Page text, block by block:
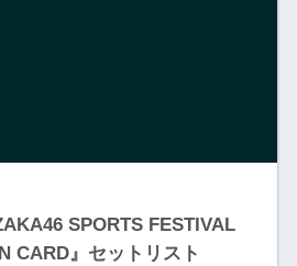
SPORTS FESTIVAL
CARD』セットリスト